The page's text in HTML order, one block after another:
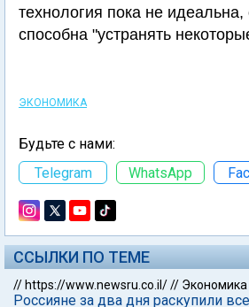
технология пока не
способна "устранять
ЭКОНОМИКА
Будьте с нами:
Telegram
WhatsApp
ССЫЛКИ ПО ТЕМЕ
// https://www.newsru.co.il/// Экономика
Россияне за два дня раскупили